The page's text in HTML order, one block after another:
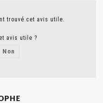
trouvé cet avis utile.
avis utile ?
Non